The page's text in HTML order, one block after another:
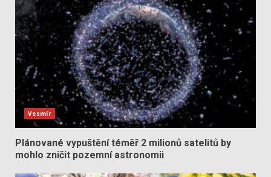
Vesmír
Plánované vypuštění téměř 2 milionů satelitů by
mohlo zničit pozemní astronomii